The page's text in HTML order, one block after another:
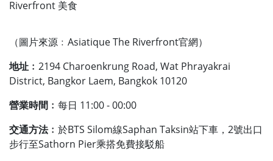
（圖片來源﹕Asiatique The Riverfront官網）
地址﹕ 2194 Charoenkrung Road, Wat Phrayakrai
District, Bangkor Laem, Bangkok 10120
營業時間﹕ 每日 11:00 - 00:00
交通方法﹕ 於BTS Silom線Saphan Taksin站下車，2號出口
步行至Sathorn Pier乘搭免費接駁船